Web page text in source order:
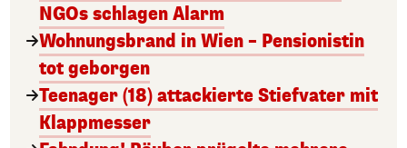
NGOs schlagen Alarm
Wohnungsbrand in Wien – Pensionistin
tot geborgen
Teenager (18) attackierte Stiefvater mit
Klappmesser